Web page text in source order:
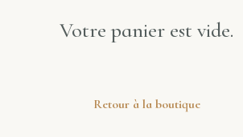
Votre panier est vide.
Retour à la boutique